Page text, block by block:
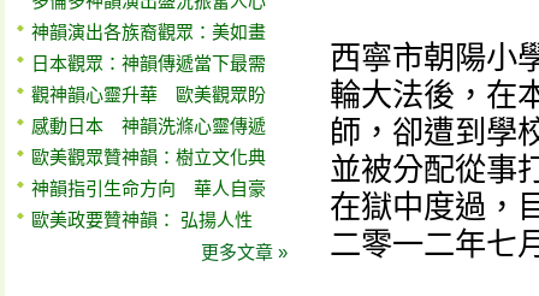
神韻演出各族裔觀眾：美如畫
日本觀眾：神韻傳遞當下最需
觀神韻心靈升華 歐美觀眾盼
感動日本 神韻洗滌心靈傳遞
歐美觀眾贊神韻：樹立文化典
神韻指引生命方向 華人自豪
歐美政要贊神韻： 弘揚人性
更多文章 »
西寧市朝陽小
輪大法後，在
師，卻遭到學
並被分配從事
在獄中度過，
二零一二年七